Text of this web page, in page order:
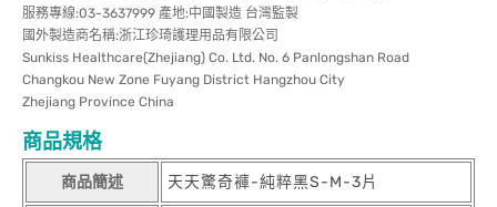
服務專線:03-3637999 產地:中國製造 台灣監製
國外製造商名稱:浙江珍琦護理用品有限公司
Sunkiss Healthcare(Zhejiang) Co. Ltd. No. 6 Panlongshan Road
Changkou New Zone Fuyang District Hangzhou City
Zhejiang Province China
商品規格
商品簡述 天天驚奇褲-純粹黑S-M-3片